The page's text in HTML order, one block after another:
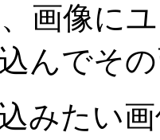
画像に
んでそ
みたい